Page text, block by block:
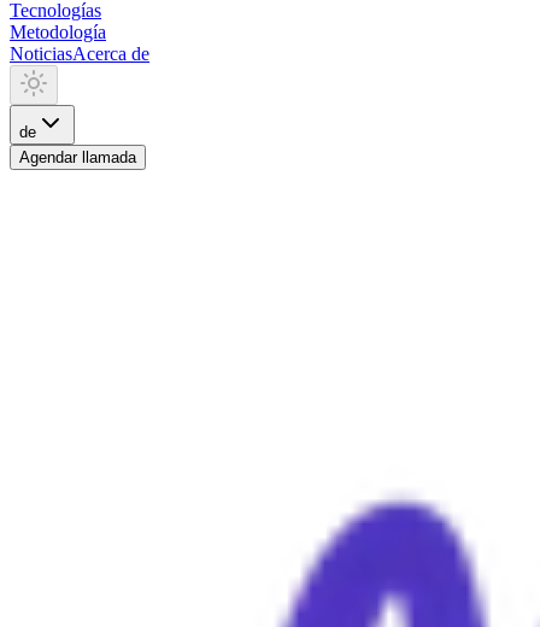
Tecnologías
Metodología
NoticiasAcerca de
de
Agendar llamada